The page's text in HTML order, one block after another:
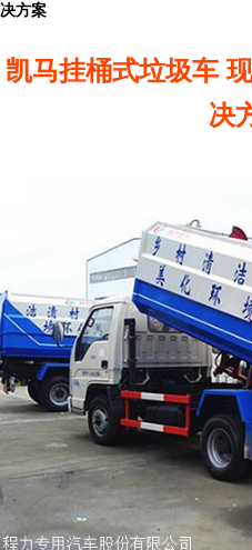
决方案
凯马挂桶式垃圾车
决